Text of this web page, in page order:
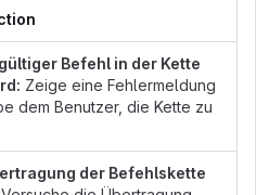
Befehl in der Kette
Zeige eine Fehlermeldung
dem Benutzer, die Kette zu
der Befehlskette